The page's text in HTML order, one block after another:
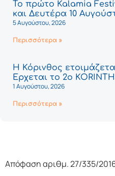
Το πρώτο Kalamia
και Δευτέρα 10
5 Αυγούστου, 2026
Περισσότερα »
Η Κόρινθος
Έρχεται το 2ο
1 Αυγούστου, 2026
Περισσότερα »
Απόφαση αριθμ. 27/335/